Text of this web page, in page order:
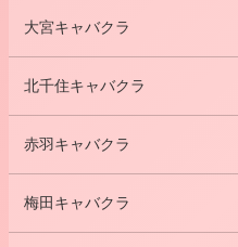
大宮キャバクラ
北千住キャバクラ
赤羽キャバクラ
梅田キャバクラ